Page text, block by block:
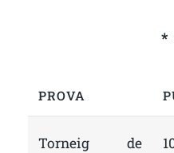
PROVA
Torneig de